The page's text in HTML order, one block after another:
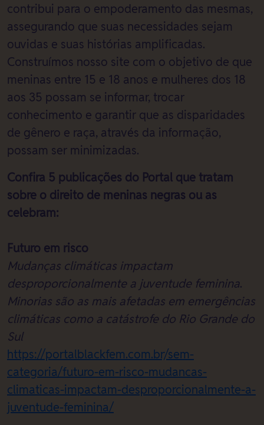
contribui para o empoderamento das mesmas,
assegurando que suas necessidades sejam
ouvidas e suas histórias amplificadas.
Construímos nosso site com o objetivo de que
meninas entre 15 e 18 anos e mulheres dos 18
aos 35 possam se informar, trocar
conhecimento e garantir que as disparidades
de gênero e raça, através da informação,
possam ser minimizadas.
Confira 5 publicações do Portal que tratam
sobre o direito de meninas negras ou as
celebram:
Futuro em risco
Mudanças climáticas impactam
desproporcionalmente a juventude feminina.
Minorias são as mais afetadas em emergências
climáticas como a catástrofe do Rio Grande do
Sul
https://portalblackfem.com.br/sem-
categoria/futuro-em-risco-mudancas-
climaticas-impactam-desproporcionalmente-a-
juventude-feminina/